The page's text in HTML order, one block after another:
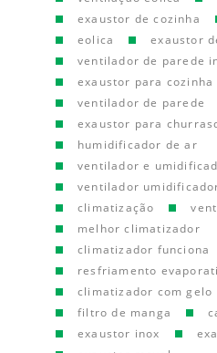
exaustor de cozinha
eolica
exaustor
ventilador de parede
exaustor para
ventilador de parede
exaustor para
humidificador de ar
ventilador e
ventilador
climatização
melhor climatizador
climatizador funciona
resfriamento
climatizador com gelo
filtro de manga
exaustor inox